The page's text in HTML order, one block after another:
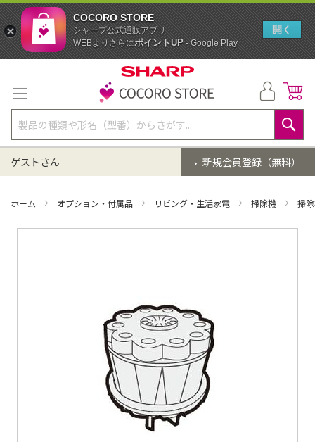
テ
ン
ツ
に
ス
キ
ッ
検
索
新規会員登録（無料）
ゲストさん
ホーム オプション・付属品 リビング・生活家電 掃除機 掃
COCORO STORE
シャープ公式通販アプリ
WEBよりさらにポイントUP- Google Play
開く